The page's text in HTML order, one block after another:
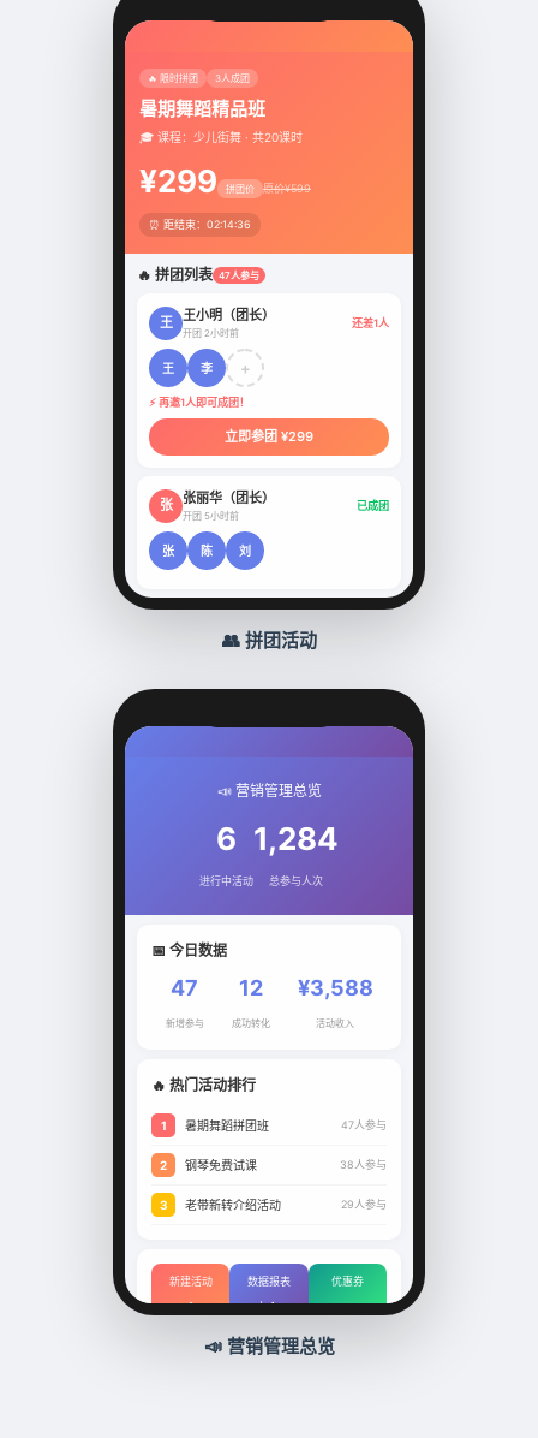
🔥 限时拼团 3人成团
暑期舞蹈精品班
🎓 课程：少儿街舞 · 共20课时
¥299 拼团价 原价¥599
⏰ 距结束：02:14:36
🔥 拼团列表 47人参与
王
👑王小明（团长）
开团 2小时前
还差1人
王 李 +
⚡ 再邀1人即可成团！
立即参团 ¥299
张
👑张丽华（团长）
开团 5小时前
已成团
张 陈 刘
👥 拼团活动
📣 营销管理总览
6
进行中活动
1,284
总参与人次
📅 今日数据
47
新增参与
12
成功转化
¥3,588
活动收入
🔥 热门活动排行
1 暑期舞蹈拼团班 47人参与
2 钢琴免费试课 38人参与
3 老带新转介绍活动 29人参与
新建活动
➕
数据报表
📊
优惠券
🎟️
📣 营销管理总览